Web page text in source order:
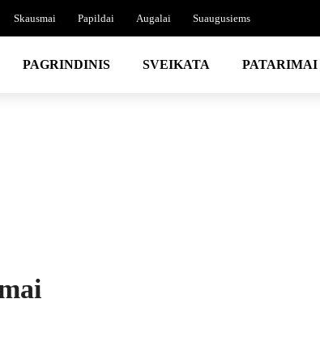
Skausmai Papildai Augalai Suaugusiems
PAGRINDINIS SVEIKATA PATARIMAI